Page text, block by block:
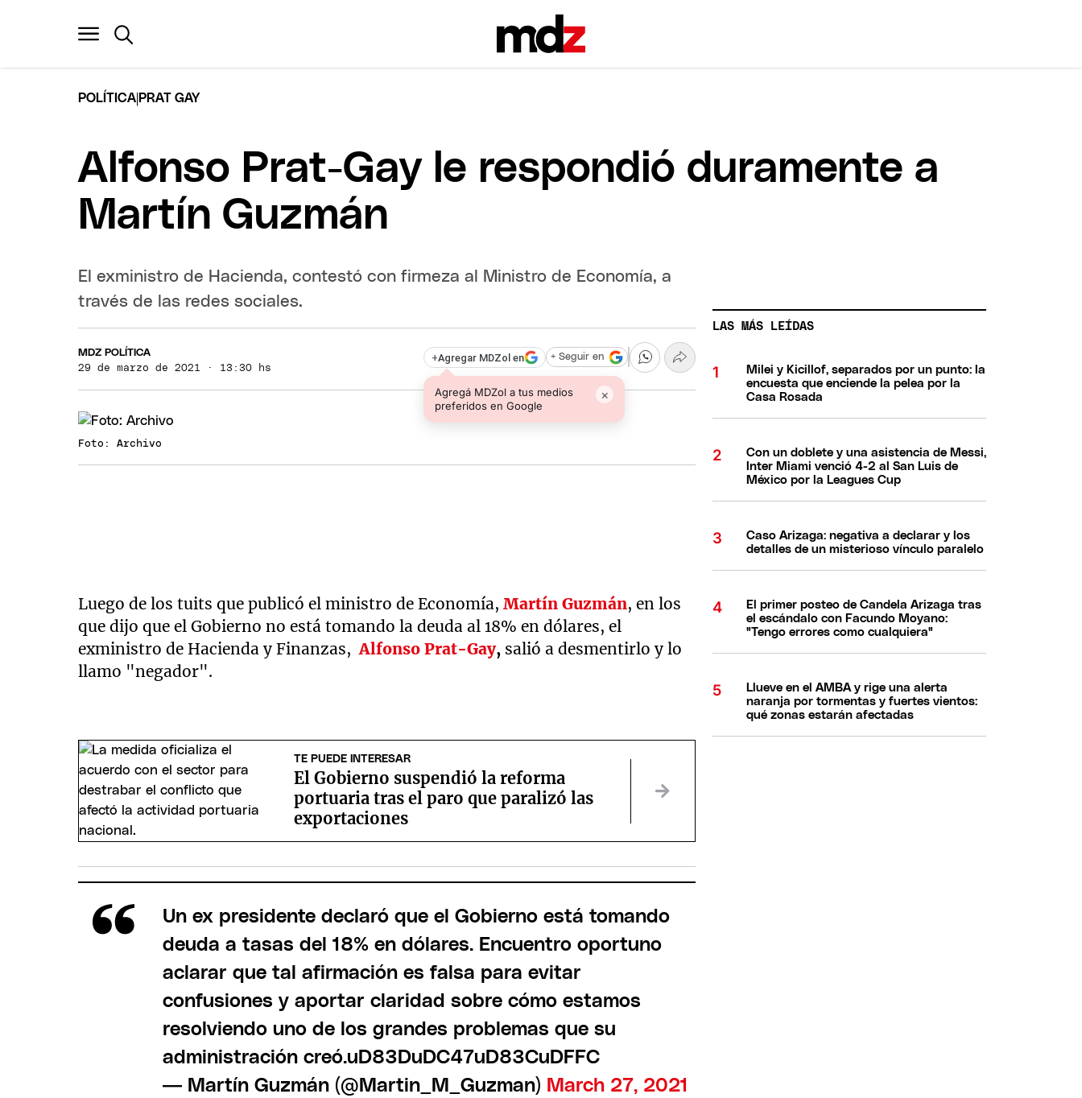
POLÍTICA PRAT GAY
Alfonso Prat-Gay le respondió duramente a
Martín Guzmán
El exministro de Hacienda, contestó con firmeza al Ministro de Economía, a
través de las redes sociales.
MDZ POLÍTICA
29 de marzo de 2021 · 13:30 hs
+Agregar MDZol en
Agregá MDZol a tus medios
preferidos en Google
×
+ Seguir en
Foto: Archivo
Luego de los tuits que publicó el ministro de Economía,Martín Guzmán, en los
que dijo que el Gobierno no está tomando la deuda al 18% en dólares, el
exministro de Hacienda y Finanzas, Alfonso Prat-Gay, salió a desmentirlo y lo
llamo "negador".
TE PUEDE INTERESAR
El Gobierno suspendió la reforma
portuaria tras el paro que paralizó las
exportaciones
Un ex presidente declaró que el Gobierno está tomando
deuda a tasas del 18% en dólares. Encuentro oportuno
aclarar que tal afirmación es falsa para evitar
confusiones y aportar claridad sobre cómo estamos
resolviendo uno de los grandes problemas que su
administración creó.uD83DuDC47uD83CuDFFC
— Martín Guzmán (@Martin_M_Guzman) March 27, 2021
LAS MÁS LEÍDAS
Milei y Kicillof, separados por un punto: la
encuesta que enciende la pelea por la
Casa Rosada
Con un doblete y una asistencia de Messi,
Inter Miami venció 4-2 al San Luis de
México por la Leagues Cup
Caso Arizaga: negativa a declarar y los
detalles de un misterioso vínculo paralelo
El primer posteo de Candela Arizaga tras
el escándalo con Facundo Moyano:
"Tengo errores como cualquiera"
Llueve en el AMBA y rige una alerta
naranja por tormentas y fuertes vientos:
qué zonas estarán afectadas